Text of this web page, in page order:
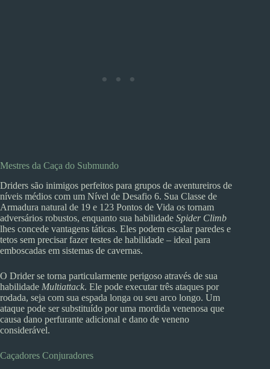
Mestres da Caça do Submundo
Driders são inimigos perfeitos para grupos de aventureiros de
níveis médios com um Nível de Desafio 6. Sua Classe de
Armadura natural de 19 e 123 Pontos de Vida os tornam
adversários robustos, enquanto sua habilidade Spider Climb
lhes concede vantagens táticas. Eles podem escalar paredes e
tetos sem precisar fazer testes de habilidade – ideal para
emboscadas em sistemas de cavernas.
O Drider se torna particularmente perigoso através de sua
habilidade Multiattack. Ele pode executar três ataques por
rodada, seja com sua espada longa ou seu arco longo. Um
ataque pode ser substituído por uma mordida venenosa que
causa dano perfurante adicional e dano de veneno
considerável.
Caçadores Conjuradores